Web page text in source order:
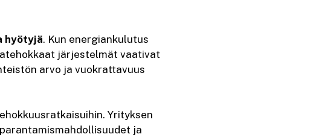
hyötyjä. Kun energiankulutus
järjestelmät vaativat
arvo ja vuokrattavuus
Yrityksen
ja